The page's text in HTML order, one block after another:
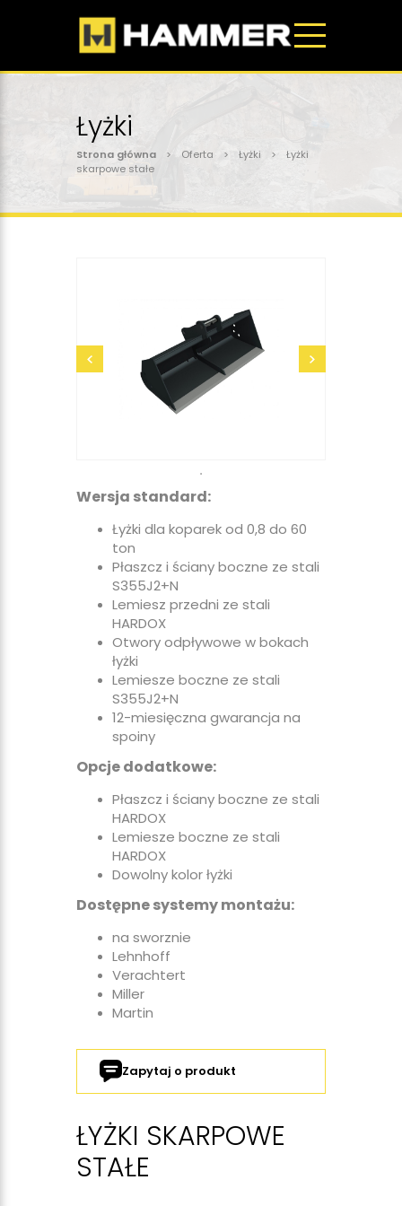
Łyżki
Strona główna > Oferta > Łyżki > Łyżki
skarpowe stałe
Wersja standard:
Łyżki dla koparek od 0,8 do 60
ton
Płaszcz i ściany boczne ze stali
S355J2+N
Lemiesz przedni ze stali
HARDOX
Otwory odpływowe w bokach
łyżki
Lemiesze boczne ze stali
S355J2+N
12-miesięczna gwarancja na
spoiny
Opcje dodatkowe:
Płaszcz i ściany boczne ze stali
HARDOX
Lemiesze boczne ze stali
HARDOX
Dowolny kolor łyżki
Dostępne systemy montażu:
na sworznie
Lehnhoff
Verachtert
Miller
Martin
Zapytaj o produkt
ŁYŻKI SKARPOWE
STAŁE
wyślij